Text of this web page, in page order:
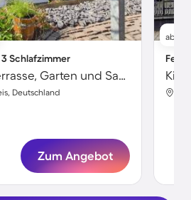
3 Schlafzimmer
Ferienhaus mit Terrasse, Garten und Sauna
Deutschland
Zum Angebot
ab